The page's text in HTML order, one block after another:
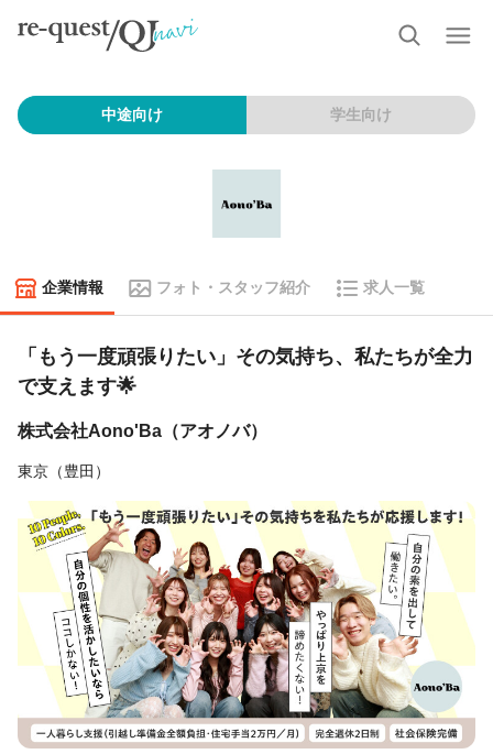
中途向け 学生向け
企業情報 フォト・スタッフ紹介 求人一覧
「もう一度頑張りたい」その気持ち、私たちが全力
で支えます🌟
株式会社Aono'Ba（アオノバ）
東京（豊田）